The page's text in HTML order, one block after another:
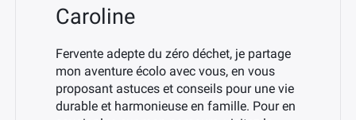
Caroline
Fervente adepte du zéro déchet, je partage
mon aventure écolo avec vous, en vous
proposant astuces et conseils pour une vie
durable et harmonieuse en famille. Pour en